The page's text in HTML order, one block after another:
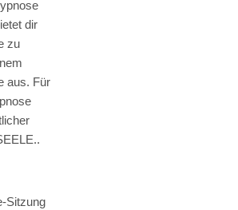
dir
zu
aus. Für
Sitzung